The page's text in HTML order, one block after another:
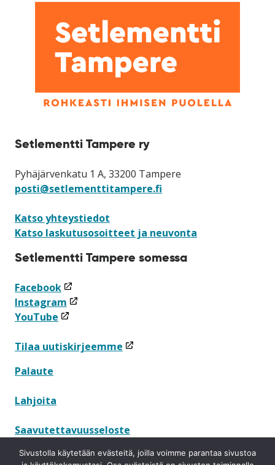
Setlementti Tampere ry
Pyhäjärvenkatu 1 A, 33200 Tampere
posti@setlementtitampere.fi
Katso yhteystiedot
Katso laskutusosoitteet ja neuvonta
Setlementti Tampere somessa
Facebook(linkki
avataan
uuteen
Instagram (linkki
avataan
ikkunaan)
YouTube (linkki
uuteen
Tilaa uutiskirjeemme (linkki
Palaute
Lahjoita
Saavutettavuusseloste
Tietosuojaseloste
Sivustolla käytetään evästeitä, joilla voimme parantaa sivustoa